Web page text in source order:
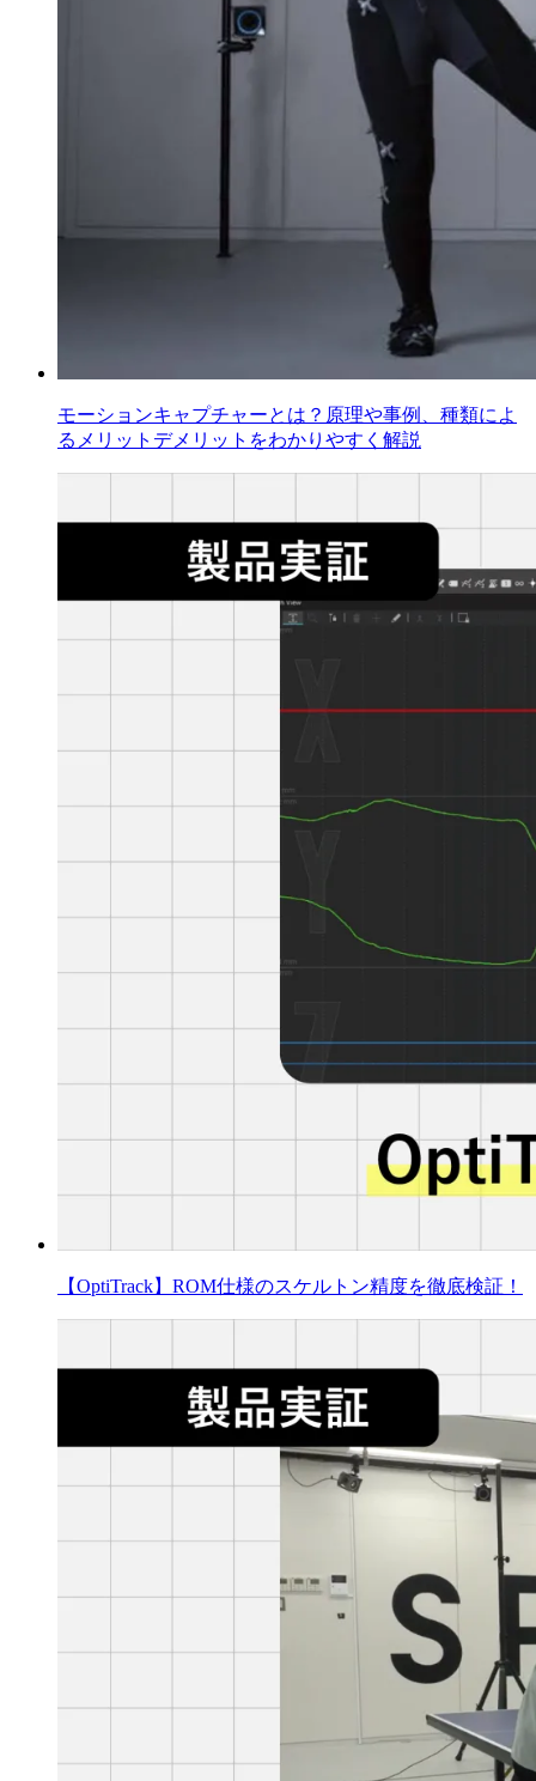
モーションキャプチャーとは？原理や事例、種類によ
るメリットデメリットをわかりやすく解説
【OptiTrack】ROM仕様のスケルトン精度を徹底検証！